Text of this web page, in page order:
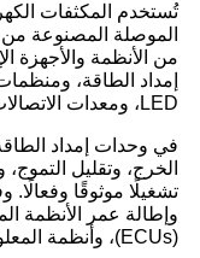
تُستخدم المكثفات
الموصلة المصنوعة
من الأنظمة والأجهزة
إمداد الطاقة،
LED، ومعدات الاتصالات، وإلكترونيات السيارات.
في وحدات إمداد
الخرج، وتقليل
تشغيلًا موثوقًا
وإطالة عمر الأنظمة
(ECUs)، وأنظمة المعلومات والترفيه، وميزات السلامة.